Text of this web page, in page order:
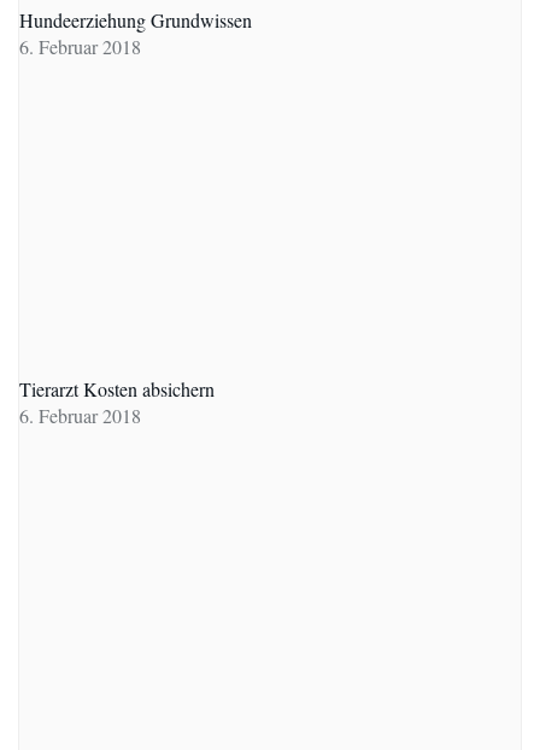
Hundeerziehung Grundwissen
6. Februar 2018
Tierarzt Kosten absichern
6. Februar 2018